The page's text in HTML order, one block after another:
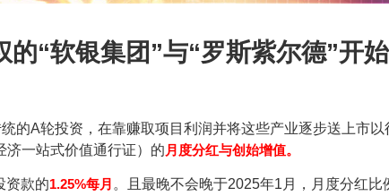
的“软银集团”与“罗斯紫尔德”开
的A轮投资，在靠赚取项目利润并将这些产业逐步送上市
济一站式价值通行证）的 月度分红与创始增值。
资款的1.25%每月 。且最晚不会晚于2025年1月，月度分红比